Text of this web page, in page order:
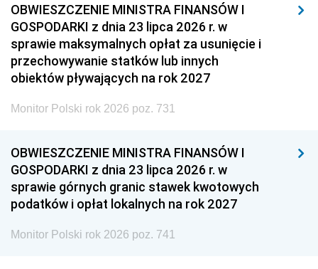
OBWIESZCZENIE MINISTRA FINANSÓW I
GOSPODARKI z dnia 23 lipca 2026 r. w
sprawie maksymalnych opłat za usunięcie i
przechowywanie statków lub innych
obiektów pływających na rok 2027
Monitor Polski rok 2026 poz. 731
OBWIESZCZENIE MINISTRA FINANSÓW I
GOSPODARKI z dnia 23 lipca 2026 r. w
sprawie górnych granic stawek kwotowych
podatków i opłat lokalnych na rok 2027
Monitor Polski rok 2026 poz. 741